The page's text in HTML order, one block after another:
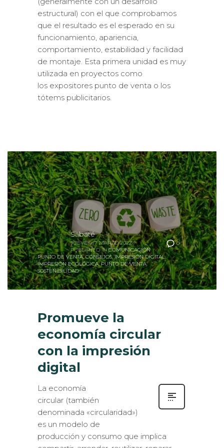
estructural) con el que comprobamos
que el resultado es el esperado en su
funcionamiento, apariencia,
comportamiento, estabilidad y facilidad
de montaje. Esta primera unidad es muy
utilizada en proyectos como
los expositores punto de venta o los
tótems publicitarios.
0
Sabaté
JUEVES, 17 MARZO 2022 /
PUBLISHED IN COMUNICACIÓN
PUNTO DE VENTA,CONSEJOS,IMPRESIÓN DIGITAL,
IMPRESIÓN ECOLÓGICA,PUNTO DE VENTA,
SOSTENIBILIDAD
Promueve la
economía circular
con la impresión
digital
circular (también
denominada «circularidad»)
es un modelo de
producción y consumo que implica
compartir, arrendar, reutilizar, reparar,